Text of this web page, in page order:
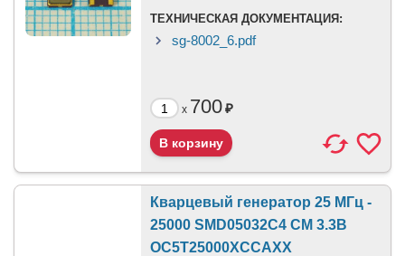
ТЕХНИЧЕСКАЯ ДОКУМЕНТАЦИЯ:
sg-8002_6.pdf
x 700₽
Кварцевый генератор 25 МГц -
25000 SMD05032C4 CM 3.3В
OC5T25000XCCAXX